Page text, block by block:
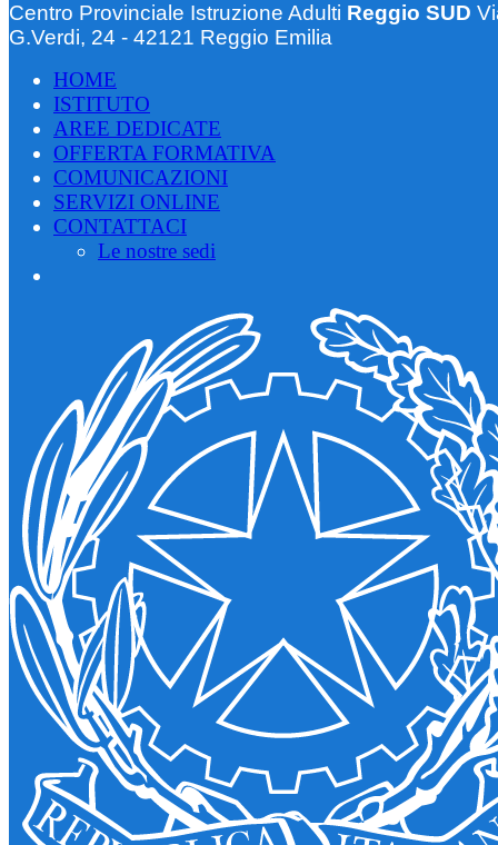
Centro Provinciale Istruzione Adulti Reggio SUD
G.Verdi, 24 - 42121 Reggio Emilia
HOME
ISTITUTO
AREE DEDICATE
OFFERTA FORMATIVA
COMUNICAZIONI
SERVIZI ONLINE
CONTATTACI
Le nostre sedi